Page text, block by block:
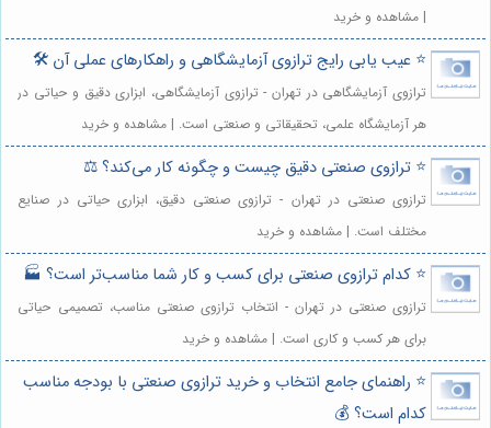
| مشاهده و خرید
⭐️ عیب یابی رایج ترازوی آزمایشگاهی و راهکارهای عملی آن 🛠️
ترازوی آزمایشگاهی در تهران - ترازوی آزمایشگاهی، ابزاری دقیق و حیاتی در
هر آزمایشگاه علمی، تحقیقاتی و صنعتی است. | مشاهده و خرید
⭐️ ترازوی صنعتی دقیق چیست و چگونه کار می‌کند؟ ⚖️
ترازوی صنعتی در تهران - ترازوی صنعتی دقیق، ابزاری حیاتی در صنایع
مختلف است. | مشاهده و خرید
⭐️ کدام ترازوی صنعتی برای کسب و کار شما مناسب‌تر است؟ 🏭
ترازوی صنعتی در تهران - انتخاب ترازوی صنعتی مناسب، تصمیمی حیاتی
برای هر کسب و کاری است. | مشاهده و خرید
⭐️ راهنمای جامع انتخاب و خرید ترازوی صنعتی با بودجه مناسب
کدام است؟ 💰